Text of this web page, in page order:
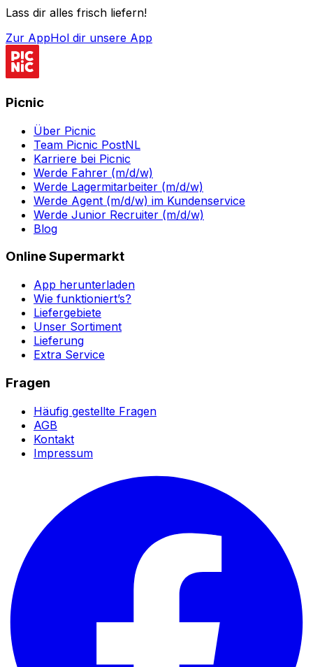
Lass dir alles frisch liefern!
Zur AppHol dir unsere App
Picnic
Über Picnic
Team Picnic PostNL
Karriere bei Picnic
Werde Fahrer (m/d/w)
Werde Lagermitarbeiter (m/d/w)
Werde Agent (m/d/w) im Kundenservice
Werde Junior Recruiter (m/d/w)
Blog
Online Supermarkt
App herunterladen
Wie funktioniert’s?
Liefergebiete
Unser Sortiment
Lieferung
Extra Service
Fragen
Häufig gestellte Fragen
AGB
Kontakt
Impressum